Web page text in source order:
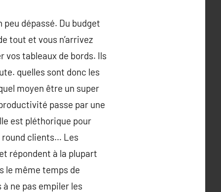
dépassé. Du budget
tout et vous n’arrivez
vos tableaux de bords. Ils
quelles sont donc les
moyen être un super
passe par une
est pléthorique pour
clients… Les
répondent à la plupart
le même temps de
ne pas empiler les